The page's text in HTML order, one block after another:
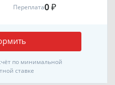
Переплата0 ₽
по минимальной
ставке